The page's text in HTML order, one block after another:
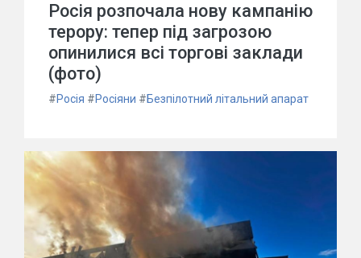
Росія розпочала нову кампанію
терору: тепер під загрозою
опинилися всі торгові заклади
(фото)
#Росія #Росіяни #Безпілотний літальний апарат